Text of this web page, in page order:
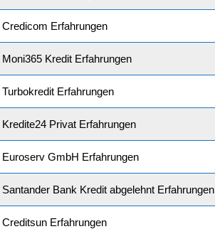
Credicom Erfahrungen
Moni365 Kredit Erfahrungen
Turbokredit Erfahrungen
Kredite24 Privat Erfahrungen
Euroserv GmbH Erfahrungen
Santander Bank Kredit abgelehnt Erfahrungen
Creditsun Erfahrungen